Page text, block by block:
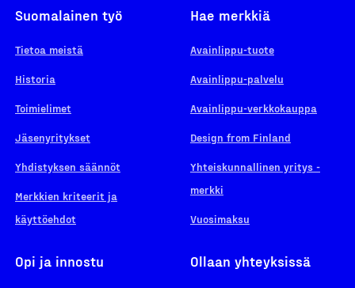
Suomalainen työ
Tietoa meistä
Historia
Toimielimet
Jäsenyritykset
Yhdistyksen säännöt
Merkkien kriteerit ja
käyttöehdot
Hae merkkiä
Avainlippu-tuote
Avainlippu-palvelu
Avainlippu-verkkokauppa
Design from Finland
Yhteiskunnallinen yritys -
merkki
Vuosimaksu
Opi ja innostu Ollaan yhteyksissä